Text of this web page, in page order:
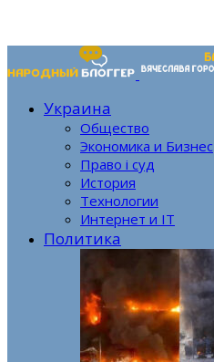
Украина
Общество
Экономика и Бизнес
Право і суд
История
Технологии
Интернет и IT
Политика